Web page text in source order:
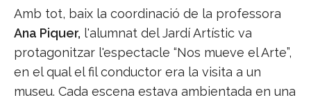
Amb tot, baix la coordinació de la professora
Ana Piquer, l'alumnat del Jardí Artístic va
protagonitzar l'espectacle “Nos mueve el Arte”,
en el qual el fil conductor era la visita a un
museu. Cada escena estava ambientada en una